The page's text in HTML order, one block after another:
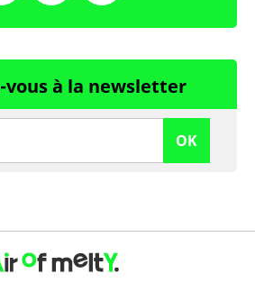
vous à la newsletter
OK